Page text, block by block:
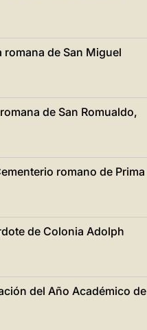
romana de San Miguel
de San Romualdo,
romano de Prima
de Colonia Adolph
del Año Académico de